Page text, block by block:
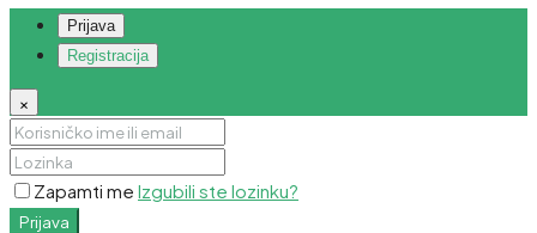
Prijava
Registracija
×
Zapamti me Izgubili ste lozinku?
Prijava